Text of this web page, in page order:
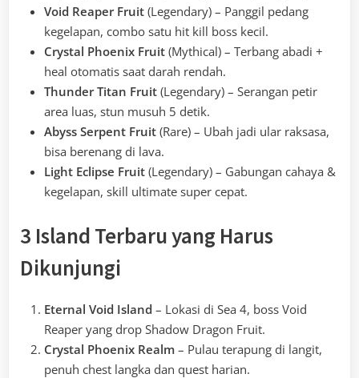
Void Reaper Fruit (Legendary) – Panggil pedang
kegelapan, combo satu hit kill boss kecil.
Crystal Phoenix Fruit (Mythical) – Terbang abadi +
heal otomatis saat darah rendah.
Thunder Titan Fruit (Legendary) – Serangan petir
area luas, stun musuh 5 detik.
Abyss Serpent Fruit (Rare) – Ubah jadi ular raksasa,
bisa berenang di lava.
Light Eclipse Fruit (Legendary) – Gabungan cahaya &
kegelapan, skill ultimate super cepat.
3 Island Terbaru yang Harus
Dikunjungi
Eternal Void Island – Lokasi di Sea 4, boss Void
Reaper yang drop Shadow Dragon Fruit.
Crystal Phoenix Realm – Pulau terapung di langit,
penuh chest langka dan quest harian.